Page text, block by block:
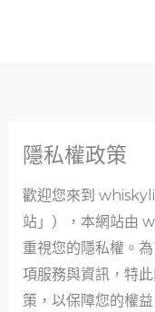
隱私權政策
歡迎您來到
站」），本網站由
重視您的隱私權。
項服務與資訊，特
策，以保障您的權